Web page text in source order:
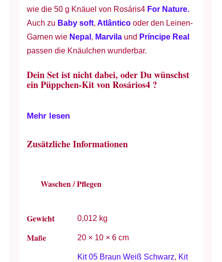
wie die 50 g Knäuel von Rosáris4 For Nature.
Auch zu Baby soft, Atlânticooder den Leinen-
Garnen wie Nepal , Marvila und Príncipe Real
passen die Knäulchen wunderbar.
Dein Set ist nicht dabei, oder Du wünschst
ein Püppchen-Kit von Rosários4 ?
Mehr lesen
Zusätzliche Informationen
Waschen / Pflegen
Gewicht 0,012 kg
Maße 20 × 10 × 6 cm
Kit 05 Braun Weiß Schwarz, Kit